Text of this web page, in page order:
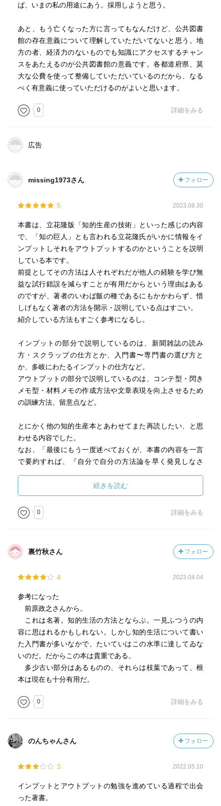
とを知っておくことは非常に重要である。
入門期にこの訓練を欠いたために、一生狭い視野しか持て
ず、頭が硬化したままで終わった人が高名な学者の中にも
珍しくない。
ときどき、初級書、中級書を読んだだけで、いっぱしの専
門家はだしの顔をしている人がいるが、
そういう人はいずれ大火傷することになる。
どんな領域でも、プロとアマの間には軽々には越えられな
プロをバカにしてはいけない。
ある。
しかし、日本の官庁は伝統的に秘密主義に徹しており、そ
下手にアプローチすると、情報の存在そのものすら秘匿さ
れる。
「そんなものは見せられません」「教えられません」では
無く、
「そんなものはありません」と言われるのである。もちろ
んこれは相手に見くびられた場合である。
一般に官僚は見知らぬ相手にはじめて対した時は、相手を
見くびろうとする。
こちらが、見くびろうにも見くびれぬ相手であることをキ
チンと態度で示さなければ、それで終わりである。
官僚から情報を引き出すためには、次の二点を相手に納得
させなければならない。
第一に、その情報が存在しており、それが相手の手元にあ
ることをこちらは知っているのだということ。
第二に、その情報を秘密にしておくべき理由は何もなく、
公開されて当然であるということ。
官庁情報を利用する上で注意しなければならないことは、
それが特定の行政目的を達成するために作られた、
客観性を装いながらも実は客観的でない資料である場合も
多いということだ。
に実に巧みになっている。
たとえば、農林水産庁が米価を抑制したいと思うときは、
米価抑制の論拠となるような数字をもっぱらならべた資料
を作成する。
に判断を下すことは
したデータから盾の両面について
判断は下せないということである。だから、この点の吟味
にあたって重要なのは、
そこに何が書かれているかではなく、何が書かれていない
かをよくよく考えてみることである。
最も大切なことは、自分がその相手から聞くべきことを知
っておくことである。
これはあまりにも当たり前のことで、人に話を聞こうとす
る場合の当然の前提だから、とりたてて注意を払うべきこ
は何もなく、あとは大部分が瑣末なテクニック論である。
然』とよくいわれる。
聞くべきことがわかっていれば、半分聞き出したも同然な
のである。
ば、いまの私の用途にあう。採用しようと思う。
あと、もう亡くなった方に言ってもなんだけど、公共図書
館の存在意義について理解していただいてないと思う。地
方の者、経済力のないものでも知識にアクセスするチャン
スをあたえるのが公共図書館の意義です。各都道府県、莫
大な公費を使って整備していただいているのだから、なる
べく有意義に使っていただけるのがよいと思います。
0 詳細をみる
広告
missing1973さん フォロー
5 2023.08.30
本書は、立花隆版「知的生産の技術」といった感じの内容
で、「知の巨人」とも言われる立花隆氏がいかに情報をイ
ンプットしそれをアウトプットするのかということを説明
している本です。
前提としてその方法は人それぞれだが他人の経験を学び無
益な試行錯誤を減らすことが有用だからという理由はある
のですが、著者のいわば飯の種であるにもかかわらず、惜
しげもなく著者の方法を開示・説明している点はすごい。
紹介している方法もすごく参考になるし。
インプットの部分で説明しているのは、新聞雑誌の読み
方・スクラップの仕方とか、入門書〜専門書の選び方と
か、多岐にわたるインプットの仕方など。
アウトプットの部分で説明しているのは、コンテ型・閃き
メモ型・材料メモの作成方法や文章表現を向上させるため
の訓練方法、留意点など。
とにかく他の知的生産本とあわせてまた再読したい、と思
わせる内容でした。
なお、「最後にもう一度述べておくが、本書の内容を一言
で要約すれば、『自分で自分の方法論を早く発見しなさ
されてはならない。」と正直身も蓋もない。
続きを読む
0 詳細をみる
裏竹秋さん フォロー
4 2023.04.04
参考になった
前原政之さんから。
これは名著。知的生活の方法とならぶ。一見ふつうの内
容に思はれるかもしれない。しかし知的生活について書い
た入門書が多いなかで、たいていはこの水準に達してゐな
いのだ。だからこの本は貴重である。
多少古い部分はあるものの、それらは枝葉であって、根
本は現在も十分有用だ。
0 詳細をみる
のんちゃんさん フォロー
3 2022.05.10
インプットとアウトプットの勉強を進めている過程で出会
った著書。